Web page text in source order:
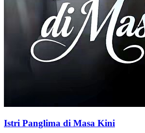
Istri Panglima di Masa Kini